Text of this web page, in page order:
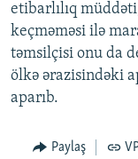
etibarlılıq
keçməməsi ilə
təmsilçisi onu da
ölkə ərazisindəki
aparıb.
Paylaş